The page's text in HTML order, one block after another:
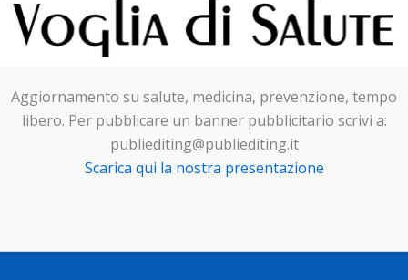
Aggiornamento su salute, medicina, prevenzione, tempo
libero. Per pubblicare un banner pubblicitario scrivi a:
publiediting@publiediting.it
Scarica qui la nostra presentazione